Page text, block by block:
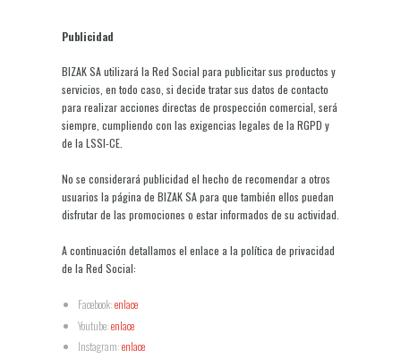
Publicidad
BIZAK SA utilizará la Red Social para publicitar sus productos y
servicios, en todo caso, si decide tratar sus datos de contacto
para realizar acciones directas de prospección comercial, será
siempre, cumpliendo con las exigencias legales de la RGPD y
de la LSSI-CE.
No se considerará publicidad el hecho de recomendar a otros
usuarios la página de BIZAK SA para que también ellos puedan
disfrutar de las promociones o estar informados de su actividad.
A continuación detallamos el enlace a la política de privacidad
de la Red Social:
Facebook:enlace
Youtube:enlace
Instagram:enlace